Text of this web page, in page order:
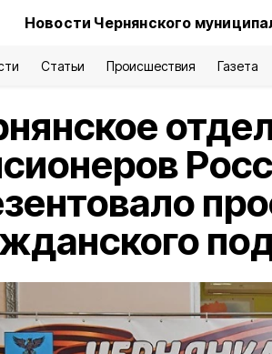
Новости Чернянского
Статьи Происшествия Газета